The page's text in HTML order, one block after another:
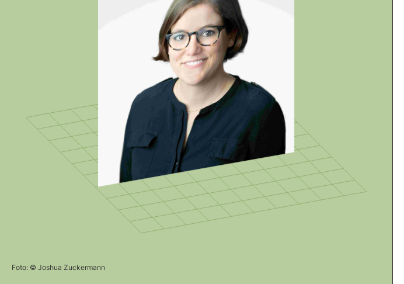
Foto: © Joshua Zuckermann